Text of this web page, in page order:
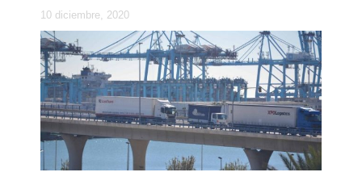
10 diciembre, 2020